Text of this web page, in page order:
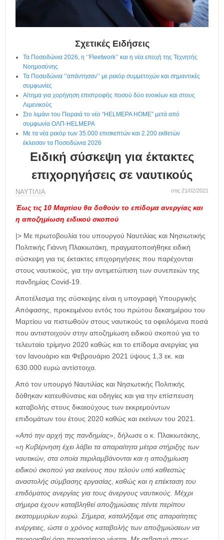
Σχετικές Ειδήσεις
Τα Ποσειδώνια 2026, η ‘’Fleetwork’’ και η νέα εποχή της Τεχνητής
Νοημοσύνης
Τα Ποσειδώνια ‘’απάντησαν’’ με ρεκόρ συμμετοχών και σημαντικές
συμφωνίες
Αίτημα για χορήγηση επιστροφής ποσού δύο ενοικίων και στους
Λιμενικούς
Στο λιμάνι του Πειραιά το νέο “HELMEPA HOME” μετά από
συμφωνία ΟΛΠ-HELMEPA
Με τα νέα ρεκόρ των 35.000 επισκεπτών και 2.200 εκθετών
έκλεισαν τα Ποσειδώνια 2026
Ειδική σύσκεψη για έκτακτες
επιχορηγήσεις σε ναυτικούς
ΝΑΥΤΙΛΙΑ στις 21/02/2021
Έως τις 10 Μαρτίου θα δοθούν το επίδομα ανεργίας και
η αποζημίωση ειδικού σκοπού
|> Με πρωτοβουλία του υπουργού Ναυτιλίας και Νησιωτικής
Πολιτικής Γιάννη Πλακιωτάκη, πραγματοποιήθηκε ειδική
σύσκεψη για τις έκτακτες επιχορηγήσεις που παρέχονται
στους ναυτικούς, για την αντιμετώπιση των συνεπειών της
πανδημίας Covid-19.
Αποτέλεσμα της σύσκεψης είναι η υπογραφή Υπουργικής
Απόφασης, προκειμένου εντός του πρώτου δεκαημέρου του
Μαρτίου να πιστωθούν στους ναυτικούς τα οφειλόμενα ποσά
που αντιστοιχούν στην αποζημίωση ειδικού σκοπού για το
τελευταίο τρίμηνο 2020 καθώς και το επίδομα ανεργίας για
τον Ιανουάριο και Φεβρουάριο 2021 ύψους 1,3 εκ. και
630.000 ευρώ αντίστοιχα.
Από τον υπουργό Ναυτιλίας και Νησιωτικής Πολιτικής
δόθηκαν κατευθύνσεις και οδηγίες και για την επίσπευση
καταβολής στους δικαιούχους των εκκρεμούντων
επιδομάτων του έτους 2020 καθώς και εκείνων του 2021.
«Από την αρχή της πανδημίας», δήλωσε ο κ. Πλακιωτάκης,
«η Κυβέρνηση έχει λάβει τα απαραίτητα μέτρα στήριξης των
ναυτικών, στα οποία περιλαμβάνονται και η αποζημίωση
ειδικού σκοπού για εκείνους που τελούν υπό καθεστώς
αναστολής σύμβασης εργασίας, καθώς και η επέκταση του
επιδόματος ανεργίας για τους άνεργους ναυτικούς. Μέχρι
σήμερα έχουν καταβληθεί αποζημιώσεις πέντε περίπου
εκατομμυρίων ευρώ. Σήμερα, καταλήξαμε στις απαραίτητες
ενέργειες, ώστε ο χρόνος καταβολής των αποζημιώσεων να